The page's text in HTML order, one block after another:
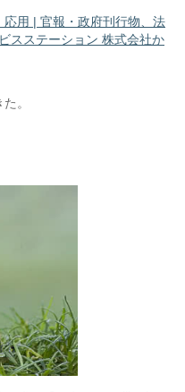
用 | 官報・政府刊行物、法
スステーション 株式会社か
。